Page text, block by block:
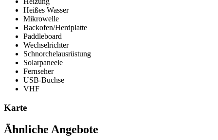
Heißes Wasser
Mikrowelle
Backofen/Herdplatte
Paddleboard
Wechselrichter
Schnorchelausrüstung
Solarpaneele
Fernseher
USB-Buchse
VHF
Karte
Ähnliche Angebote